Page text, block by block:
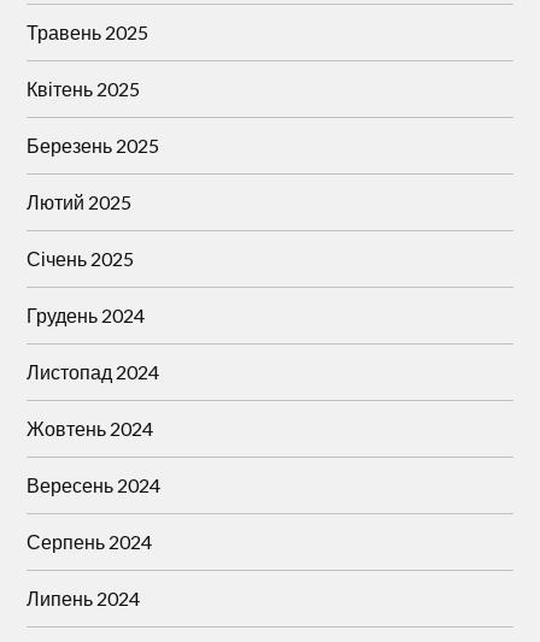
Травень 2025
Квітень 2025
Березень 2025
Лютий 2025
Січень 2025
Грудень 2024
Листопад 2024
Жовтень 2024
Вересень 2024
Серпень 2024
Липень 2024